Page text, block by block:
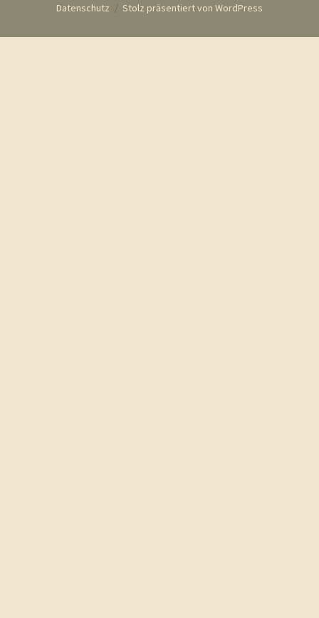
Datenschutz Stolz präsentiert von WordPress